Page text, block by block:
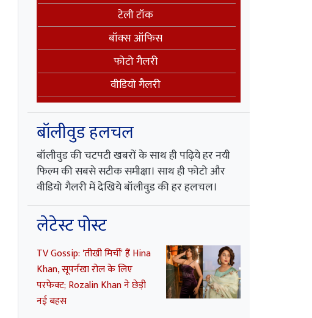
टेली टॉक
बॉक्स ऑफिस
फोटो गैलरी
वीडियो गैलरी
बॉलीवुड हलचल
बॉलीवुड की चटपटी खबरों के साथ ही पढ़िये हर नयी
फिल्म की सबसे सटीक समीक्षा। साथ ही फोटो और
वीडियो गैलरी में देखिये बॉलीवुड की हर हलचल।
लेटेस्ट पोस्ट
TV Gossip: 'तीखी मिर्ची' हैं Hina
Khan, सूपर्नखा रोल के लिए
परफेक्ट; Rozalin Khan ने छेड़ी
नई बहस